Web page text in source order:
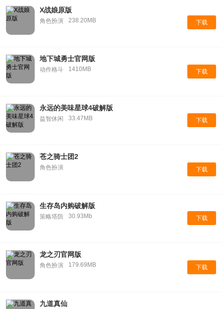
X战娘原版
角色扮演 238.20MB 下载
地下城勇士官网版
动作格斗 1410MB 下载
永远的美味星球4破解版
益智休闲 33.47MB 下载
苍之骑士团2
角色扮演 下载
生存岛内购破解版
策略塔防 30.93Mb 下载
龙之刃官网版
角色扮演 179.69MB 下载
九道真仙